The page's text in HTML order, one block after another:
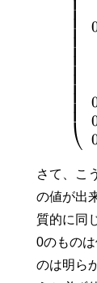
⎝
⎜
⎜⎜⎜⎜⎜⎜⎜⎜⎜⎜⎜
さて、こ
の値が出
質的に同
0のもの
のは明ら